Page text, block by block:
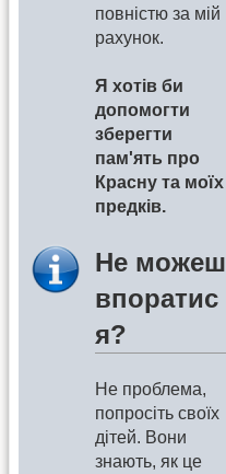
повністю за мій
рахунок.
Я хотів би
допомогти
зберегти
пам'ять про
Красну та моїх
предків.
Не можеш
впоратис
я?
Не проблема,
попросіть своїх
дітей. Вони
знають, як це